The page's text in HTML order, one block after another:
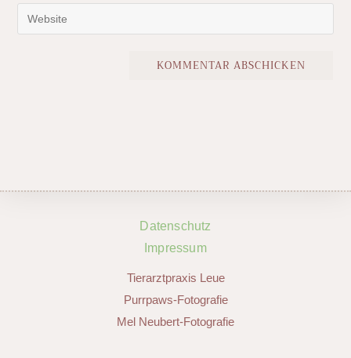
Datenschutz
Impressum
Tierarztpraxis Leue
Purrpaws-Fotografie
Mel Neubert-Fotografie